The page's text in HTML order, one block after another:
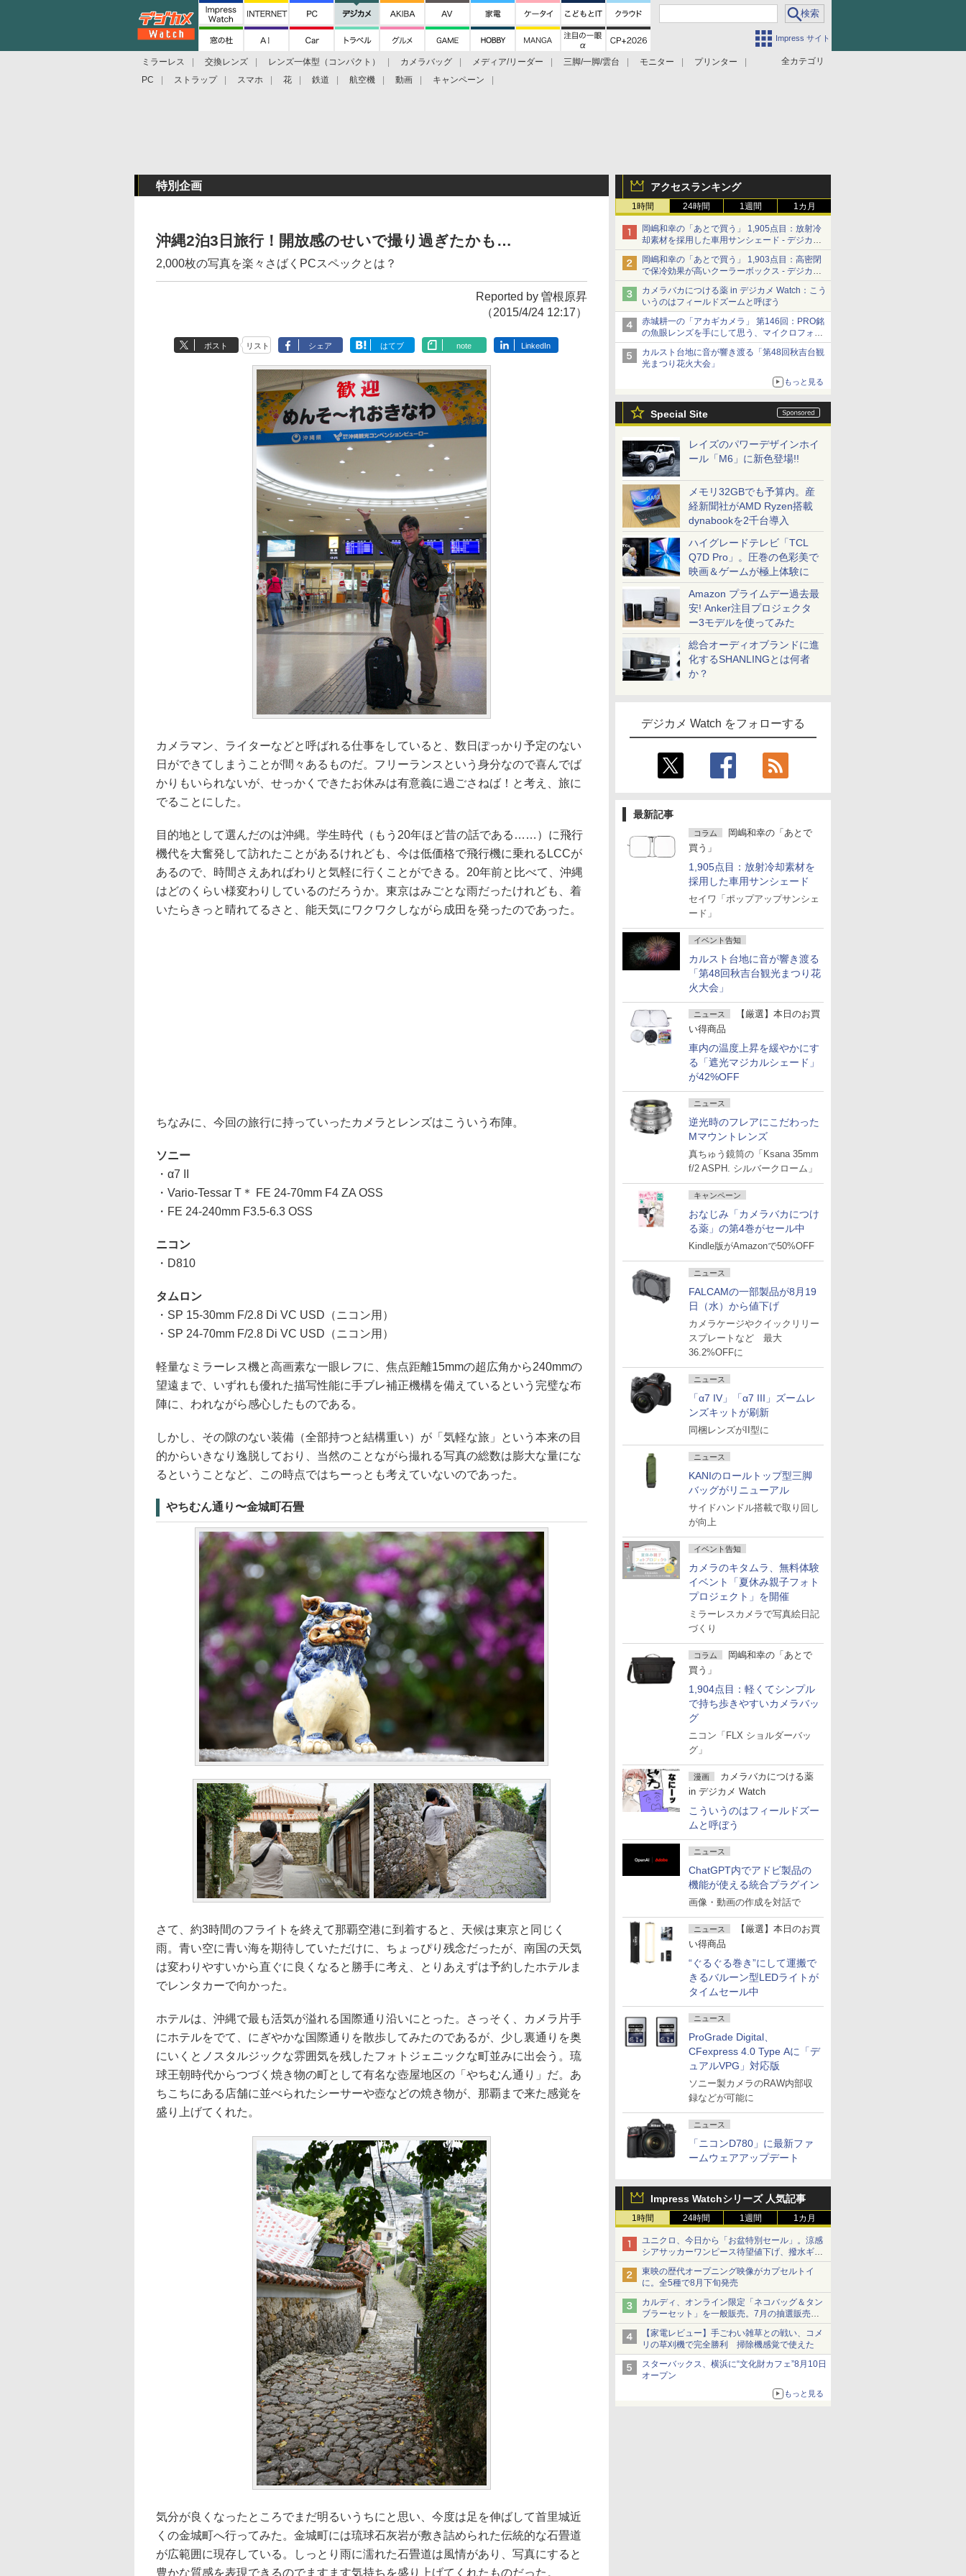
Impress サイト
全カテゴリ
ミラーレス 交換レンズ レンズ一体型（コンパクト） カメラバッグ メディア/リーダー 三脚/一脚/雲台 モニター
プリンター
PC
ストラップ スマホ 花 鉄道 航空機 動画 キャンペーン
アクセスランキング
1時間 24時間 1週間 1カ月
岡嶋和幸の「あとで買う」 1,905点目：放射冷
却素材を採用した車用サンシェード - デジカメ
Watch
岡嶋和幸の「あとで買う」 1,903点目：高密閉
で保冷効果が高いクーラーボックス - デジカメ
Watch
カメラバカにつける薬 in デジカメ Watch：こう
いうのはフィールドズームと呼ぼう
赤城耕一の「アカギカメラ」 第146回：PRO銘
の魚眼レンズを手にして思う、マイクロフォー
サーズへの期待と可能性
カルスト台地に音が響き渡る「第48回秋吉台観
光まつり花火大会」
もっと見る
Special Site
レイズのパワーデザインホイ
ール「M6」に新色登場!!
メモリ32GBでも予算内。産
経新聞社がAMD Ryzen搭載
dynabookを2千台導入
ハイグレードテレビ「TCL
Q7D Pro」。圧巻の色彩美で
映画＆ゲームが極上体験に
Amazon プライムデー過去最
安! Anker注目プロジェクタ
ー3モデルを使ってみた
総合オーディオブランドに進
化するSHANLINGとは何者
か？
デジカメ Watch をフォローする
最新記事
コラム
岡嶋和幸の「あとで
買う」
1,905点目：放射冷却素材を
採用した車用サンシェード
セイワ「ポップアップサンシェ
ード」
イベント告知
カルスト台地に音が響き渡る
「第48回秋吉台観光まつり花
火大会」
ニュース
【厳選】本日のお買
い得商品
車内の温度上昇を緩やかにす
る「遮光マジカルシェード」
が42%OFF
ニュース
逆光時のフレアにこだわった
Mマウントレンズ
真ちゅう鏡筒の「Ksana 35mm
f/2 ASPH. シルバークローム」
キャンペーン
おなじみ「カメラバカにつけ
る薬」の第4巻がセール中
Kindle版がAmazonで50%OFF
ニュース
FALCAMの一部製品が8月19
日（水）から値下げ
カメラケージやクイックリリー
スプレートなど 最大
36.2%OFFに
ニュース
「α7 IV」「α7 III」ズームレ
ンズキットが刷新
同梱レンズがII型に
ニュース
KANIのロールトップ型三脚
バッグがリニューアル
サイドハンドル搭載で取り回し
が向上
イベント告知
カメラのキタムラ、無料体験
イベント「夏休み親子フォト
プロジェクト」を開催
ミラーレスカメラで写真絵日記
づくり
コラム
岡嶋和幸の「あとで
買う」
1,904点目：軽くてシンプル
で持ち歩きやすいカメラバッ
グ
ニコン「FLX ショルダーバッ
グ」
漫画
カメラバカにつける薬
in デジカメ Watch
こういうのはフィールドズー
ムと呼ぼう
ニュース
ChatGPT内でアドビ製品の
機能が使える統合プラグイン
画像・動画の作成を対話で
ニュース
【厳選】本日のお買
い得商品
“ぐるぐる巻き”にして運搬で
きるバルーン型LEDライトが
タイムセール中
ニュース
ProGrade Digital、
CFexpress 4.0 Type Aに「デ
ュアルVPG」対応版
ソニー製カメラのRAW内部収
録などが可能に
ニュース
「ニコンD780」に最新ファ
ームウェアアップデート
Impress Watchシリーズ 人気記事
1時間 24時間 1週間 1カ月
ユニクロ、今日から「お盆特別セール」。涼感
シアサッカーワンピース待望値下げ、撥水ギア
ショーツは1990円に
東映の歴代オープニング映像がカプセルトイ
に。全5種で8月下旬発売
カルディ、オンライン限定「ネコバッグ＆タン
ブラーセット」を一般販売。7月の抽選販売の
当選無効分
【家電レビュー】手ごわい雑草との戦い、コメ
リの草刈機で完全勝利 掃除機感覚で使えた
スターバックス、横浜に“文化財カフェ”8月10日
オープン
もっと見る
特別企画
沖縄2泊3日旅行！開放感のせいで撮り過ぎたかも…
2,000枚の写真を楽々さばくPCスペックとは？
Reported by 曽根原昇
（2015/4/24 12:17）
ポスト リスト シェア はてブ note LinkedIn
カメラマン、ライターなどと呼ばれる仕事をしていると、数日ぽっかり予定のない
日ができてしまうことが間々あるものだ。フリーランスという身分なので喜んでば
かりもいられないが、せっかくできたお休みは有意義に過ごさねば！と考え、旅に
でることにした。
目的地として選んだのは沖縄。学生時代（もう20年ほど昔の話である……）に飛行
機代を大奮発して訪れたことがあるけれども、今は低価格で飛行機に乗れるLCCが
あるので、時間さえあればわりと気軽に行くことができる。20年前と比べて、沖縄
はどのくらい様変わりしているのだろうか。東京はみごとな雨だったけれども、着
いたらきっと晴れてるさと、能天気にワクワクしながら成田を発ったのであった。
ちなみに、今回の旅行に持っていったカメラとレンズはこういう布陣。
ソニー
・α7 II
・Vario-Tessar T＊ FE 24-70mm F4 ZA OSS
・FE 24-240mm F3.5-6.3 OSS
ニコン
・D810
タムロン
・SP 15-30mm F/2.8 Di VC USD（ニコン用）
・SP 24-70mm F/2.8 Di VC USD（ニコン用）
軽量なミラーレス機と高画素な一眼レフに、焦点距離15mmの超広角から240mmの
望遠まで、いずれも優れた描写性能に手ブレ補正機構を備えているという完璧な布
陣に、われながら感心したものである。
しかし、その隙のない装備（全部持つと結構重い）が「気軽な旅」という本来の目
的からいきなり逸脱しており、当然のことながら撮れる写真の総数は膨大な量にな
るということなど、この時点ではちーっとも考えていないのであった。
やちむん通り〜金城町石畳
さて、約3時間のフライトを終えて那覇空港に到着すると、天候は東京と同じく
雨。青い空に青い海を期待していただけに、ちょっぴり残念だったが、南国の天気
は変わりやすいから直ぐに良くなると勝手に考え、とりあえずは予約したホテルま
でレンタカーで向かった。
ホテルは、沖縄で最も活気が溢れる国際通り沿いにとった。さっそく、カメラ片手
にホテルをでて、にぎやかな国際通りを散歩してみたのであるが、少し裏通りを奥
にいくとノスタルジックな雰囲気を残したフォトジェニックな町並みに出会う。琉
球王朝時代からつづく焼き物の町として有名な壺屋地区の「やちむん通り」だ。あ
ちこちにある店舗に並べられたシーサーや壺などの焼き物が、那覇まで来た感覚を
盛り上げてくれた。
気分が良くなったところでまだ明るいうちにと思い、今度は足を伸ばして首里城近
くの金城町へ行ってみた。金城町には琉球石灰岩が敷き詰められた伝統的な石畳道
が広範囲に現存している。しっとり雨に濡れた石畳道は風情があり、写真にすると
豊かな質感を表現できるのでますます気持ちを盛り上げてくれたものだった。